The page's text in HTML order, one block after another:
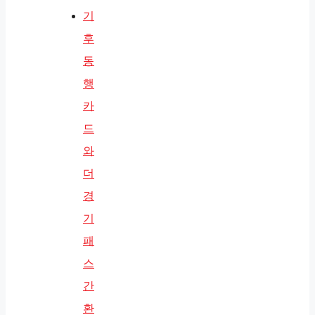
기
후
동
행
카
드
와
더
경
기
패
스
간
환